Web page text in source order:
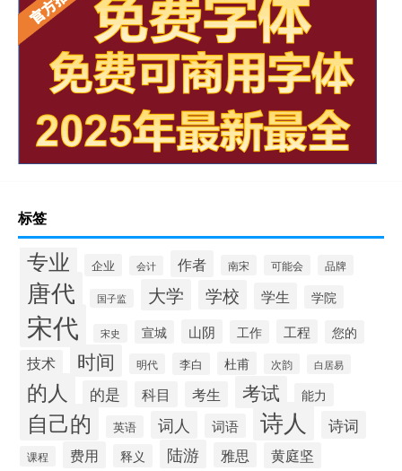
标签
专业 企业 会计 作者 南宋 可能会 品牌
唐代 国子监 大学 学校 学生 学院
宋代 宋史 宣城 山阴 工作 工程 您的
技术 时间 明代 李白 杜甫 次韵 白居易
的人 的是 科目 考生 考试 能力
自己的 英语 词人 词语 诗人 诗词
课程 费用 释义 陆游 雅思 黄庭坚